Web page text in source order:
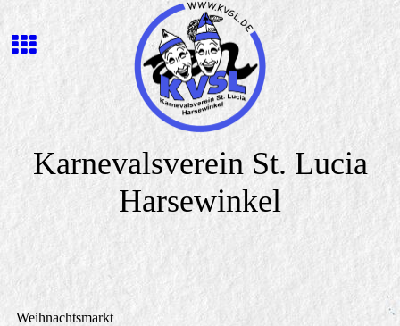
Karnevalsverein St. Lucia
Harsewinkel
Weihnachtsmarkt